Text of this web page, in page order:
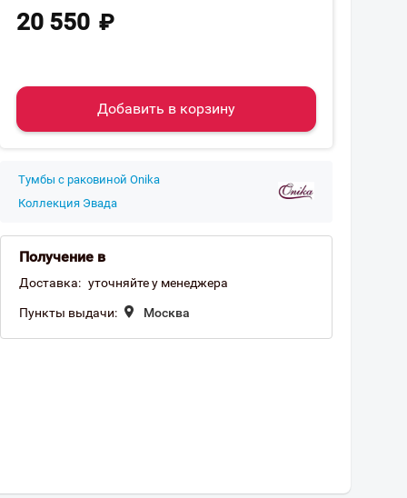
20 550 ₽
Добавить в корзину
Тумбы с раковиной Onika
Коллекция Эвада
Получение в
Доставка: уточняйте у менеджера
Пункты выдачи: Москва